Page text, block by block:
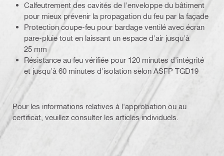
Calfeutrement des cavités de l'enveloppe du bâtiment
pour mieux prévenir la propagation du feu par la façade
Protection coupe-feu pour bardage ventilé avec écran
pare-pluie tout en laissant un espace d'air jusqu'à
25 mm
Résistance au feu vérifiée pour 120 minutes d'intégrité
et jusqu'à 60 minutes d'isolation selon ASFP TGD19
Pour les informations relatives à l'approbation ou au
certificat, veuillez consulter les articles individuels.